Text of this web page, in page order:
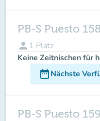
PB-S Puesto 158
person 1 Platz
Keine Zeitnischen für
date_rangeNächste
PB-S Puesto 159